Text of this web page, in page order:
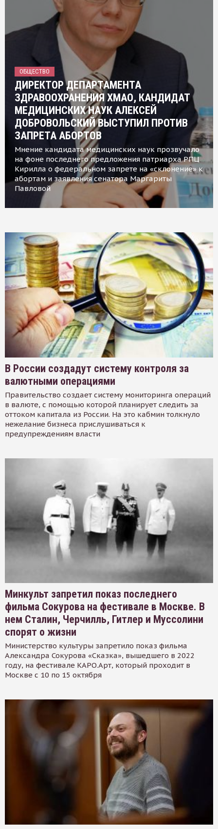
ОБЩЕСТВО
ДИРЕКТОР ДЕПАРТАМЕНТА
ЗДРАВООХРАНЕНИЯ ХМАО, КАНДИДАТ
МЕДИЦИНСКИХ НАУК АЛЕКСЕЙ
ДОБРОВОЛЬСКИЙ ВЫСТУПИЛ ПРОТИВ
ЗАПРЕТА АБОРТОВ
Мнение кандидата медицинских наук прозвучало
на фоне последнего предложения патриарха РПЦ
Кирилла о федеральном запрете на «склонение» к
абортам и заявления сенатора Маргариты
Павловой
В России создадут систему контроля за
валютными операциями
Правительство создает систему мониторинга операций
в валюте, с помощью которой планирует следить за
оттоком капитала из России. На это кабмин толкнуло
нежелание бизнеса прислушиваться к
предупреждениям власти
Минкульт запретил показ последнего
фильма Сокурова на фестивале в Москве. В
нем Сталин, Черчилль, Гитлер и Муссолини
спорят о жизни
Министерство культуры запретило показ фильма
Александра Сокурова «Сказка», вышедшего в 2022
году, на фестивале КАРО.Арт, который проходит в
Москве с 10 по 15 октября